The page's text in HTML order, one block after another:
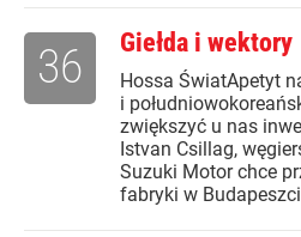
Giełda i wektory
Hossa ŚwiatApetyt
i
zwiększyć u nas
Istvan Csillag,
Suzuki Motor chce
fabryki w
36